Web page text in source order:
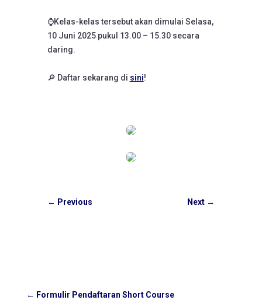
⌚Kelas-kelas tersebut akan dimulai Selasa,
10 Juni 2025 pukul 13.00 – 15.30 secara
daring.
🔎 Daftar sekarang di sini!
← Previous Next →
← Formulir Pendaftaran Short Course